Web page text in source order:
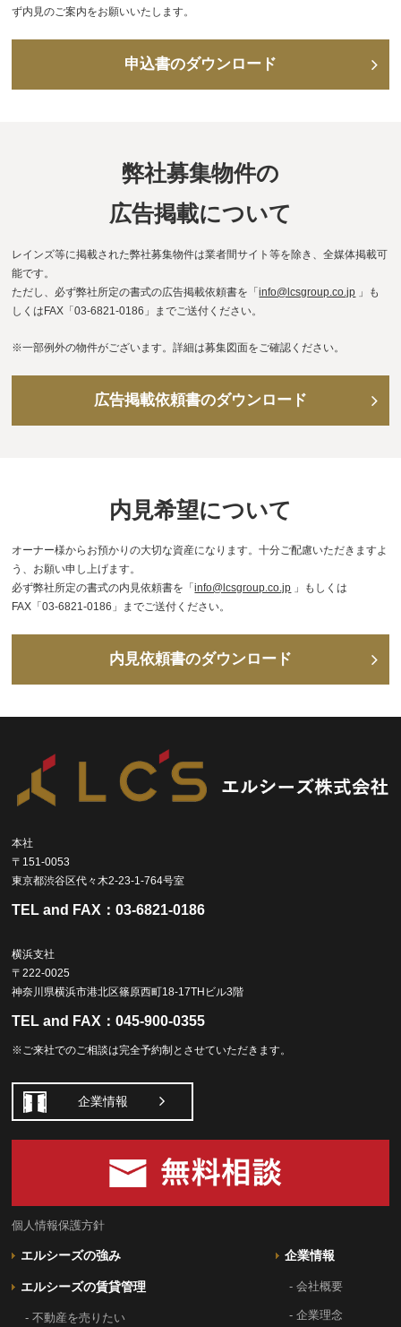
ず内見のご案内をお願いいたします。
申込書のダウンロード
弊社募集物件の
広告掲載について
レインズ等に掲載された弊社募集物件は業者間サイト等を除き、全媒体掲載可
能です。
ただし、必ず弊社所定の書式の広告掲載依頼書を「info@lcsgroup.co.jp 」も
しくはFAX「03-6821-0186」までご送付ください。
※一部例外の物件がございます。詳細は募集図面をご確認ください。
広告掲載依頼書のダウンロード
内見希望について
オーナー様からお預かりの大切な資産になります。十分ご配慮いただきますよ
う、お願い申し上げます。
必ず弊社所定の書式の内見依頼書を「info@lcsgroup.co.jp 」もしくは
FAX「03-6821-0186」までご送付ください。
内見依頼書のダウンロード
本社
〒151-0053
東京都渋谷区代々木2-23-1-764号室
TEL and FAX：03-6821-0186
横浜支社
〒222-0025
神奈川県横浜市港北区篠原西町18-17THビル3階
TEL and FAX：045-900-0355
※ご来社でのご相談は完全予約制とさせていただきます。
企業情報
エルシーズの強み
エルシーズの賃貸管理
- 不動産を売りたい
企業情報
- 会社概要
- 企業理念
個人情報保護方針